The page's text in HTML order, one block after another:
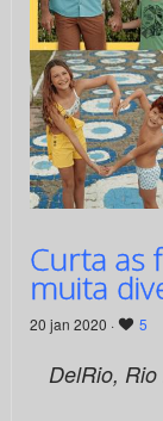
Curta as
muita
20 jan 2020 · 5
DelRio,